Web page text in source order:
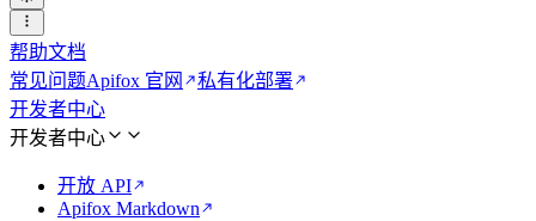
帮助文档
常见问题Apifox 官网
私有化部署
开发者中心
开发者中心
开放 API
Apifox Markdown